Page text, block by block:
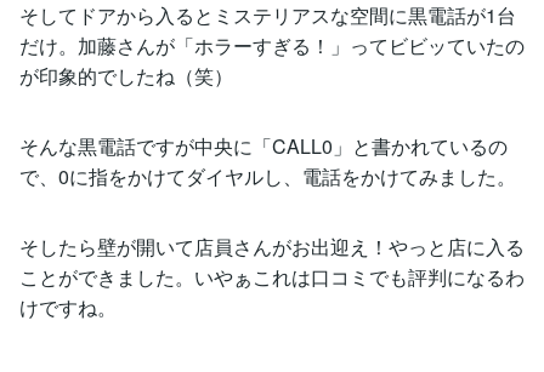
そしてドアから入るとミステリアスな空間に黒電話が1台
だけ。加藤さんが「ホラーすぎる！」ってビビッていたの
が印象的でしたね（笑）
そんな黒電話ですが中央に「CALL0」と書かれているの
で、0に指をかけてダイヤルし、電話をかけてみました。
そしたら壁が開いて店員さんがお出迎え！やっと店に入る
ことができました。いやぁこれは口コミでも評判になるわ
けですね。